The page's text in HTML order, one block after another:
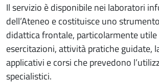
Il servizio è disponibile nei laboratori
dell’Ateneo e costituisce uno
didattica frontale, particolarmente
esercitazioni, attività pratiche guidate,
applicativi e corsi che prevedono
specialistici.